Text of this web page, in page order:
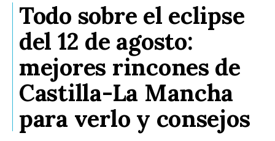
Todo sobre el eclipse
del 12 de agosto:
mejores rincones de
Castilla-La Mancha
para verlo y consejos